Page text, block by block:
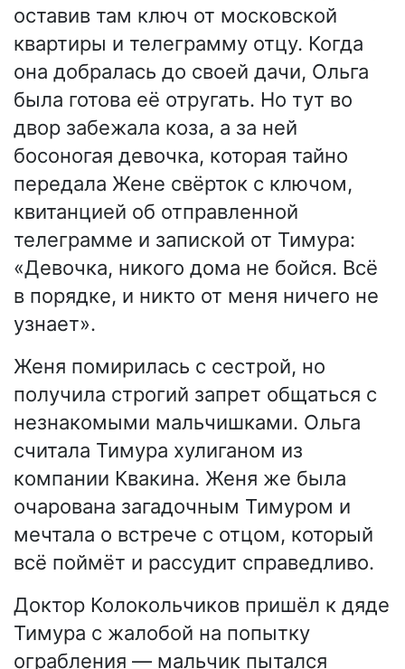
оставив там ключ от московской
квартиры и телеграмму отцу. Когда
она добралась до своей дачи, Ольга
была готова её отругать. Но тут во
двор забежала коза, а за ней
босоногая девочка, которая тайно
передала Жене свёрток с ключом,
квитанцией об отправленной
телеграмме и запиской от Тимура:
«Девочка, никого дома не бойся. Всё
в порядке, и никто от меня ничего не
узнает».
Женя помирилась с сестрой, но
получила строгий запрет общаться с
незнакомыми мальчишками. Ольга
считала Тимура хулиганом из
компании Квакина. Женя же была
очарована загадочным Тимуром и
мечтала о встрече с отцом, который
всё поймёт и рассудит справедливо.
Доктор Колокольчиков пришёл к дяде
Тимура с жалобой на попытку
ограбления — мальчик пытался